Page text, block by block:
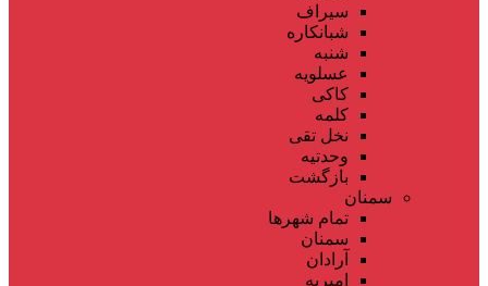
سیراف
شبانکاره
شنبه
عسلویه
کاکی
کلمه
نخل تقی
وحدتیه
بازگشت
سمنان
تمام شهر‌ها
سمنان
آرادان
امیریه